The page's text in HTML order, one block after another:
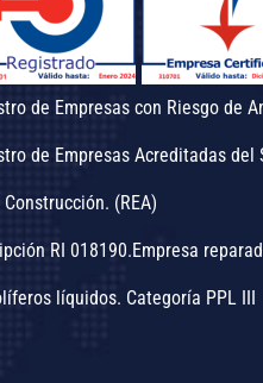
de Empresas con Riesgo de
de Empresas Acreditadas del
(REA)
RI 018190.Empresa
líquidos. Categoría PPL III